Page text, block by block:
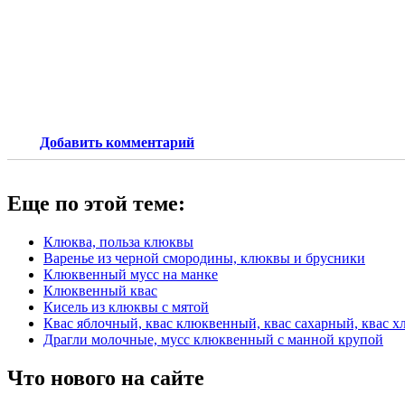
Добавить комментарий
Еще по этой теме:
Клюква, польза клюквы
Варенье из черной смородины, клюквы и брусники
Клюквенный мусс на манке
Клюквенный квас
Кисель из клюквы с мятой
Квас яблочный, квас клюквенный, квас сахарный, квас
Драгли молочные, мусс клюквенный с манной крупой
Что нового на сайте